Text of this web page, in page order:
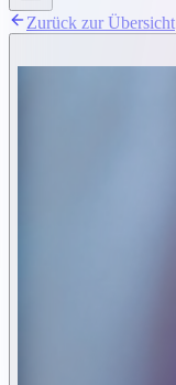
Zurück zur Übersicht